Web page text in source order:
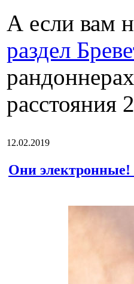
А если вам
раздел
расстояния
12.02.2019
Они электронные!